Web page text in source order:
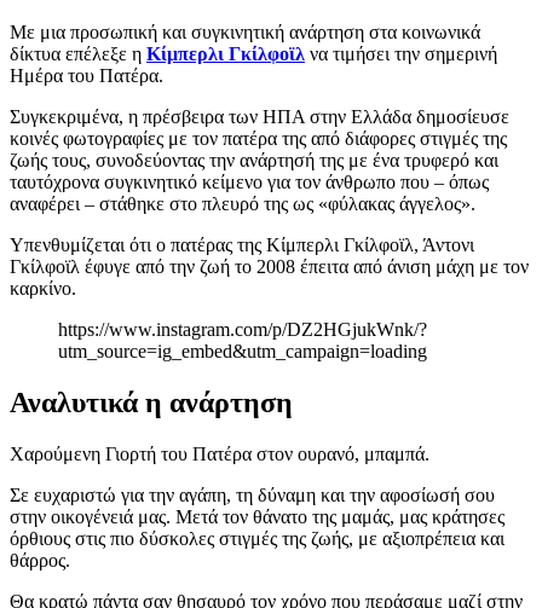
Με μια προσωπική και συγκινητική ανάρτηση στα κοινωνικά
δίκτυα επέλεξε η Κίμπερλι Γκίλφοϊλ να τιμήσει την σημερινή
Ημέρα του Πατέρα.
Συγκεκριμένα, η πρέσβειρα των ΗΠΑ στην Ελλάδα δημοσίευσε
κοινές φωτογραφίες με τον πατέρα της από διάφορες στιγμές της
ζωής τους, συνοδεύοντας την ανάρτησή της με ένα τρυφερό και
ταυτόχρονα συγκινητικό κείμενο για τον άνθρωπο που – όπως
αναφέρει – στάθηκε στο πλευρό της ως «φύλακας άγγελος».
Υπενθυμίζεται ότι ο πατέρας της Κίμπερλι Γκίλφοϊλ, Άντονι
Γκίλφοϊλ έφυγε από την ζωή το 2008 έπειτα από άνιση μάχη με τον
καρκίνο.
https://www.instagram.com/p/DZ2HGjukWnk/?
utm_source=ig_embed&utm_campaign=loading
Αναλυτικά η ανάρτηση
Χαρούμενη Γιορτή του Πατέρα στον ουρανό, μπαμπά.
Σε ευχαριστώ για την αγάπη, τη δύναμη και την αφοσίωσή σου
στην οικογένειά μας. Μετά τον θάνατο της μαμάς, μας κράτησες
όρθιους στις πιο δύσκολες στιγμές της ζωής, με αξιοπρέπεια και
θάρρος.
Θα κρατώ πάντα σαν θησαυρό τον χρόνο που περάσαμε μαζί στην